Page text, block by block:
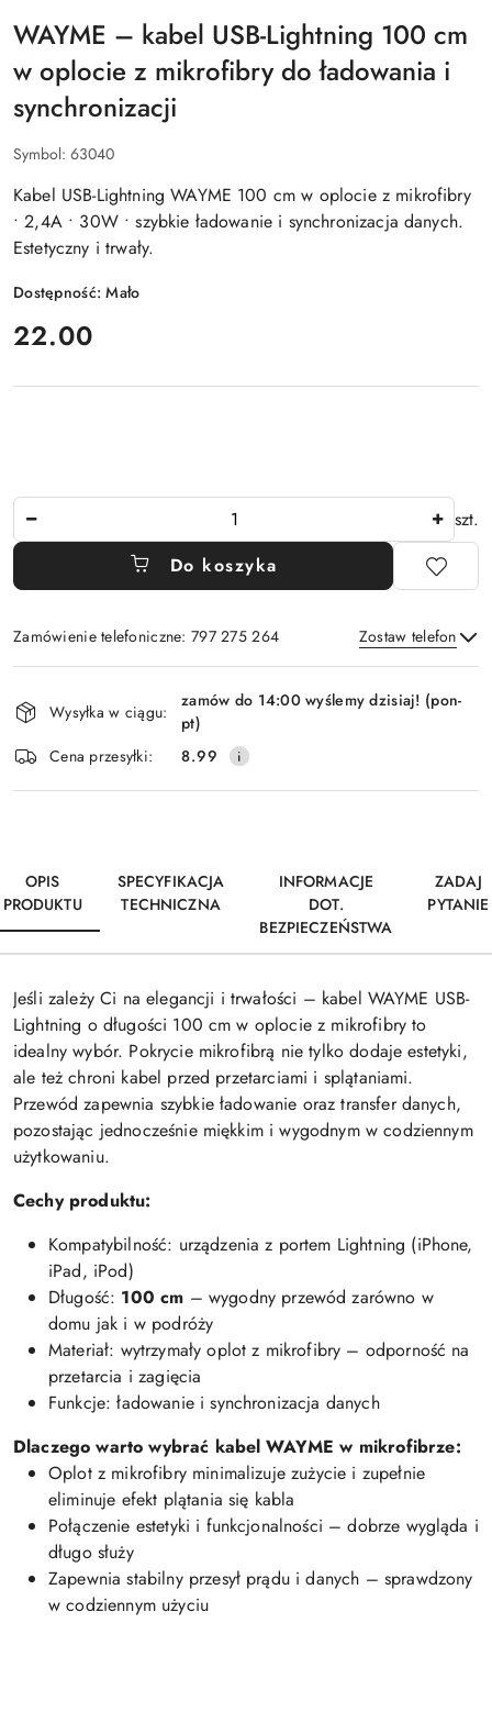
SP.
Z
O.O.
WAYME – kabel USB-Lightning 100 cm
w oplocie z mikrofibry do ładowania i
synchronizacji
Symbol: 63040
Kabel USB-Lightning WAYME 100 cm w oplocie z mikrofibry
• 2,4A • 30W • szybkie ładowanie i synchronizacja danych.
Estetyczny i trwały.
Dostępność:Mało
cena:
22.00
szt.
Do koszyka
Zamówienie telefoniczne: 797 275 264 Zostaw telefon
i
dostawa
Wysyłka w ciągu:
zamów do 14:00 wyślemy dzisiaj! (pon-
pt)
Cena przesyłki:
8.99
OPIS
PRODUKTU
SPECYFIKACJA
TECHNICZNA
INFORMACJE
DOT.
BEZPIECZEŃSTWA
ZADAJ
PYTANIE
Jeśli zależy Ci na elegancji i trwałości – kabel WAYME USB-
Lightning o długości 100 cm w oplocie z mikrofibry to
idealny wybór. Pokrycie mikrofibrą nie tylko dodaje estetyki,
ale też chroni kabel przed przetarciami i splątaniami.
Przewód zapewnia szybkie ładowanie oraz transfer danych,
pozostając jednocześnie miękkim i wygodnym w codziennym
użytkowaniu.
Cechy produktu:
Kompatybilność: urządzenia z portem Lightning (iPhone,
iPad, iPod)
Długość: 100 cm – wygodny przewód zarówno w
domu jak i w podróży
Materiał: wytrzymały oplot z mikrofibry – odporność na
przetarcia i zagięcia
Funkcje: ładowanie i synchronizacja danych
Dlaczego warto wybrać kabel WAYME w mikrofibrze:
Oplot z mikrofibry minimalizuje zużycie i zupełnie
eliminuje efekt plątania się kabla
Połączenie estetyki i funkcjonalności – dobrze wygląda i
długo służy
Zapewnia stabilny przesył prądu i danych – sprawdzony
w codziennym użyciu